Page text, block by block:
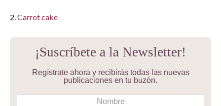
2.Carrot cake
¡Suscríbete a la Newsletter!
Regístrate ahora y recibirás todas las nuevas
publicaciones en tu buzón.